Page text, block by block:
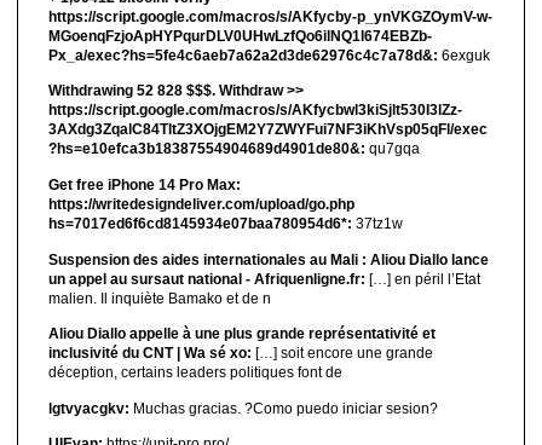
https://script.google.com/macros/s/AKfycby-p_ynVKGZOymV-w-
MGoenqFzjoApHYPqurDLV0UHwLzfQo6ilNQ1l674EBZb-
Px_a/exec?hs=5fe4c6aeb7a62a2d3de62976c4c7a78d&: 6exguk
Withdrawing 52 828 $$$. Withdrаw >>
https://script.google.com/macros/s/AKfycbwl3kiSjlt530I3lZz-
3AXdg3ZqalC84TltZ3XOjgEM2Y7ZWYFui7NF3iKhVsp05qFl/exec
?hs=e10efca3b18387554904689d4901de80&: qu7gqa
Get free iPhone 14 Pro Max:
https://writedesigndeliver.com/upload/go.php
hs=7017ed6f6cd8145934e07baa780954d6*: 37tz1w
Suspension des aides internationales au Mali : Aliou Diallo lance
un appel au sursaut national - Afriquenligne.fr: […] en péril l’Etat
malien. Il inquiète Bamako et de n
Aliou Diallo appelle à une plus grande représentativité et
inclusivité du CNT | Wa sé xo: […] soit encore une grande
déception, certains leaders politiques font de
lgtvyacgkv: Muchas gracias. ?Como puedo iniciar sesion?